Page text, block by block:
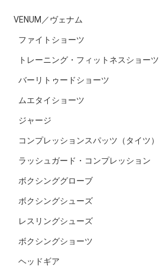
VENUM／ヴェナム
ファイトショーツ
トレーニング・フィットネスショーツ
バーリトゥードショーツ
ムエタイショーツ
ジャージ
コンプレッションスパッツ（タイツ）
ラッシュガード・コンプレッション
ボクシンググローブ
ボクシングシューズ
レスリングシューズ
ボクシングショーツ
ヘッドギア